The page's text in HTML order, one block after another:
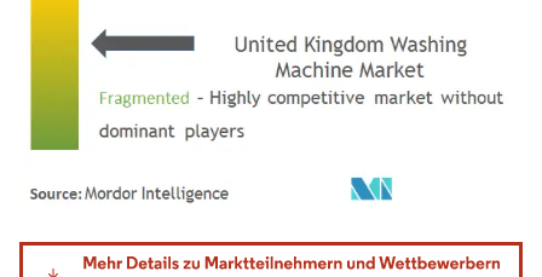
Bild © Mordor Intelligence. Wiederverwendung erfordert Namensnennung gemäß